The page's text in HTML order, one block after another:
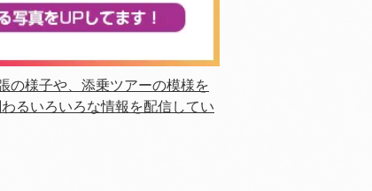
の様子や、添乗ツアーの模様を
るいろいろな情報を配信してい